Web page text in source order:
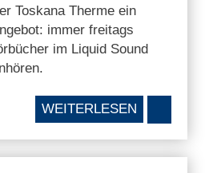
Toskana Therme ein
immer freitags
im Liquid Sound
WEITERLESEN